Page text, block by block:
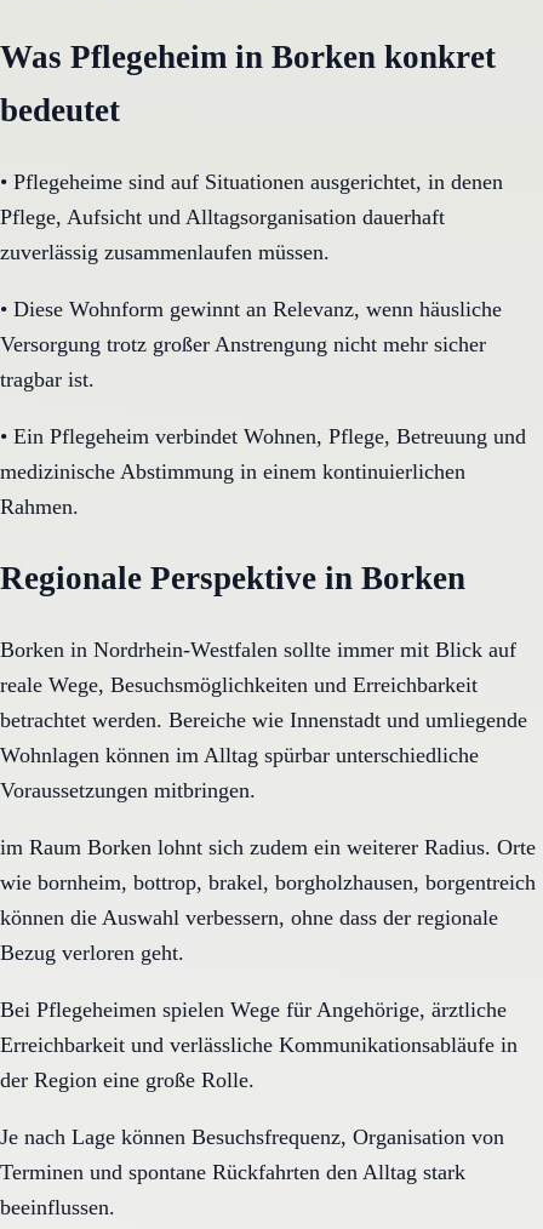
Was Pflegeheim in Borken konkret
bedeutet
• Pflegeheime sind auf Situationen ausgerichtet, in denen
Pflege, Aufsicht und Alltagsorganisation dauerhaft
zuverlässig zusammenlaufen müssen.
• Diese Wohnform gewinnt an Relevanz, wenn häusliche
Versorgung trotz großer Anstrengung nicht mehr sicher
tragbar ist.
• Ein Pflegeheim verbindet Wohnen, Pflege, Betreuung und
medizinische Abstimmung in einem kontinuierlichen
Rahmen.
Regionale Perspektive in Borken
Borken in Nordrhein-Westfalen sollte immer mit Blick auf
reale Wege, Besuchsmöglichkeiten und Erreichbarkeit
betrachtet werden. Bereiche wie Innenstadt und umliegende
Wohnlagen können im Alltag spürbar unterschiedliche
Voraussetzungen mitbringen.
im Raum Borken lohnt sich zudem ein weiterer Radius. Orte
wie bornheim, bottrop, brakel, borgholzhausen, borgentreich
können die Auswahl verbessern, ohne dass der regionale
Bezug verloren geht.
Bei Pflegeheimen spielen Wege für Angehörige, ärztliche
Erreichbarkeit und verlässliche Kommunikationsabläufe in
der Region eine große Rolle.
Je nach Lage können Besuchsfrequenz, Organisation von
Terminen und spontane Rückfahrten den Alltag stark
beeinflussen.